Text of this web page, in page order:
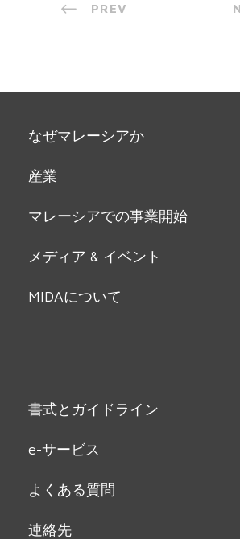
PREV
なぜマレーシアか
産業
マレーシアでの事業開始
メディア & イベント
MIDAについて
書式とガイドライン
e-サービス
よくある質問
連絡先